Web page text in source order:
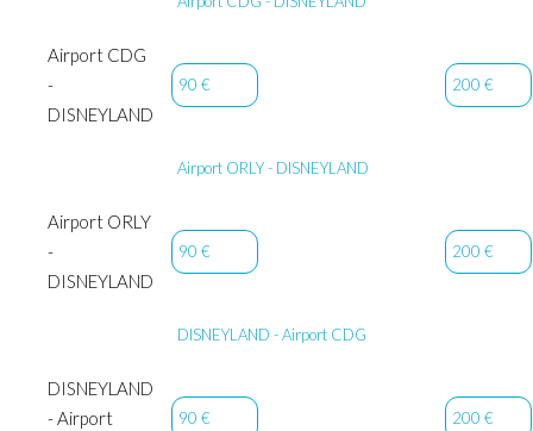
Airport CDG
-
DISNEYLAND
90 € 200 €
Airport ORLY - DISNEYLAND
Airport ORLY
-
DISNEYLAND
90 € 200 €
DISNEYLAND - Airport CDG
DISNEYLAND
- Airport
90 € 200 €